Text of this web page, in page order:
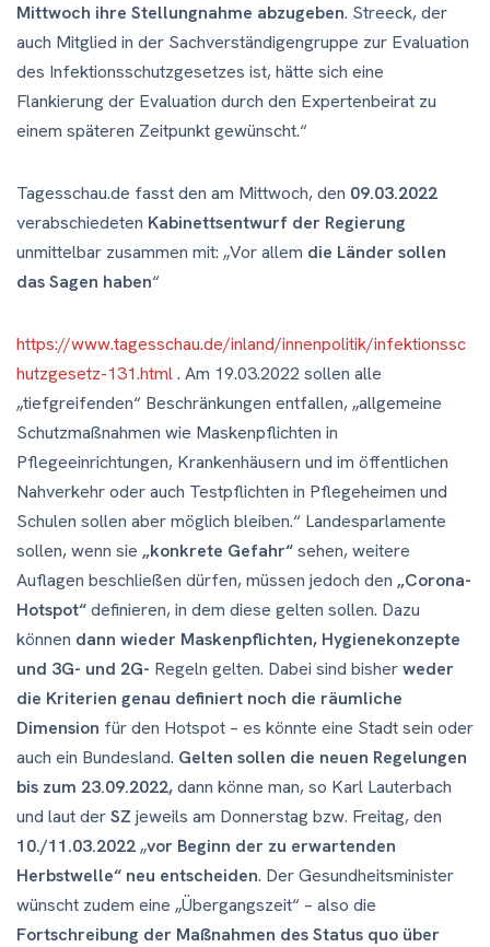
Mittwoch ihre Stellungnahme abzugeben. Streeck, der
auch Mitglied in der Sachverständigengruppe zur Evaluation
des Infektionsschutzgesetzes ist, hätte sich eine
Flankierung der Evaluation durch den Expertenbeirat zu
einem späteren Zeitpunkt gewünscht.“
Tagesschau.de fasst den am Mittwoch, den 09.03.2022
verabschiedeten Kabinettsentwurf der Regierung
unmittelbar zusammen mit: „Vor allem die Länder sollen
das Sagen haben“
https://www.tagesschau.de/inland/innenpolitik/infektionssc
hutzgesetz-131.html. Am 19.03.2022 sollen alle
„tiefgreifenden“ Beschränkungen entfallen, „allgemeine
Schutzmaßnahmen wie Maskenpflichten in
Pflegeeinrichtungen, Krankenhäusern und im öffentlichen
Nahverkehr oder auch Testpflichten in Pflegeheimen und
Schulen sollen aber möglich bleiben.“ Landesparlamente
sollen, wenn sie „konkrete Gefahr“sehen, weitere
Auflagen beschließen dürfen, müssen jedoch den „Corona-
Hotspot“definieren, in dem diese gelten sollen. Dazu
können dann wieder Maskenpflichten, Hygienekonzepte
und 3G- und 2G- Regeln gelten. Dabei sind bisherweder
die Kriterien genau definiert noch die räumliche
Dimension für den Hotspot – es könnte eine Stadt sein oder
auch ein Bundesland. Gelten sollen die neuen Regelungen
bis zum 23.09.2022,dann könne man, so Karl Lauterbach
und laut derSZ jeweils am Donnerstag bzw. Freitag, den
10./11.03.2022„vor Beginn der zu erwartenden
Herbstwelle“ neu entscheiden. Der Gesundheitsminister
wünscht zudem eine „Übergangszeit“ – also die
Fortschreibung der Maßnahmen des Status quo über